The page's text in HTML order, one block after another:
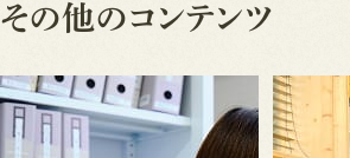
その他のコンテンツ